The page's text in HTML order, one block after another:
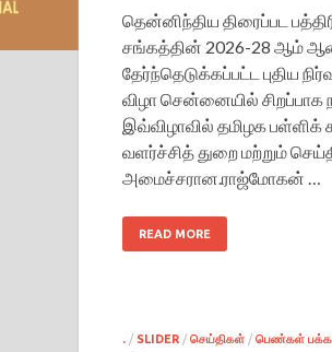
தென்னிந்திய திரைப்பட
சங்கத்தின் 2026-28 ஆம்
தேர்ந்தெடுக்கப்பட்ட புதிய
விழா சென்னையில் சிறப்பாக
இவ்விழாவில் தமிழக பள்ளிக்
வளர்ச்சித் துறை மற்றும்
அமைச்சரான.ராஜ்மோகன் …
READ MORE
. / SLIDER / செய்திகள் / பெண்கள்